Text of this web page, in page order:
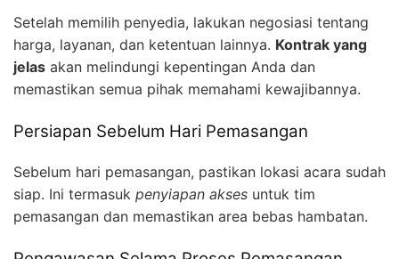
Setelah memilih penyedia, lakukan negosiasi tentang
harga, layanan, dan ketentuan lainnya. Kontrak yang
jelas akan melindungi kepentingan Anda dan
memastikan semua pihak memahami kewajibannya.
Persiapan Sebelum Hari Pemasangan
Sebelum hari pemasangan, pastikan lokasi acara sudah
siap. Ini termasuk penyiapan akses untuk tim
pemasangan dan memastikan area bebas hambatan.